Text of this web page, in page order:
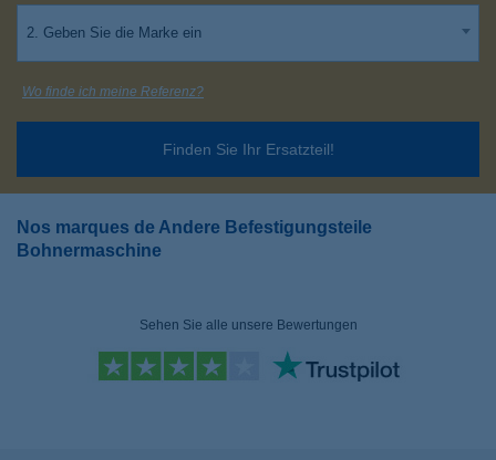
2. Geben Sie die Marke ein
Finden Sie Ihr Ersatzteil!
Wo finde ich meine Referenz?
Nos marques de Andere Befestigungsteile
Bohnermaschine
Sehen Sie alle unsere Bewertungen